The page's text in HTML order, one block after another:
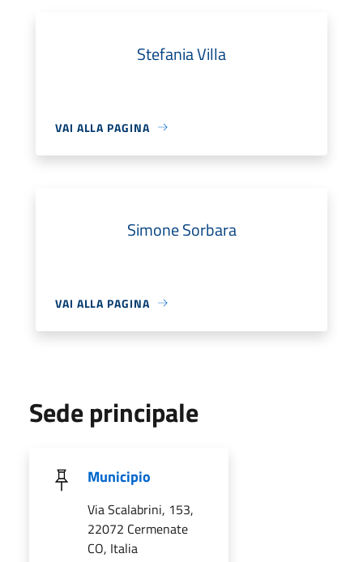
Stefania Villa
VAI ALLA PAGINA
Simone Sorbara
VAI ALLA PAGINA
Sede principale
Municipio
Via Scalabrini, 153,
22072 Cermenate
CO, Italia